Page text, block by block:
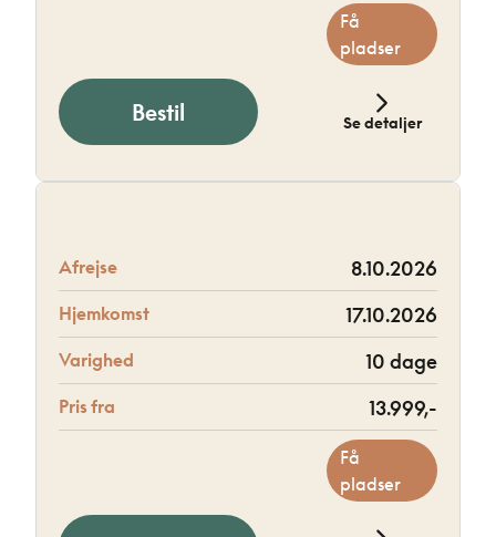
Få
pladser
Bestil Se detaljer
Afrejse 8.10.2026
Hjemkomst 17.10.2026
Varighed 10 dage
Pris fra 13.999,-
Få
pladser